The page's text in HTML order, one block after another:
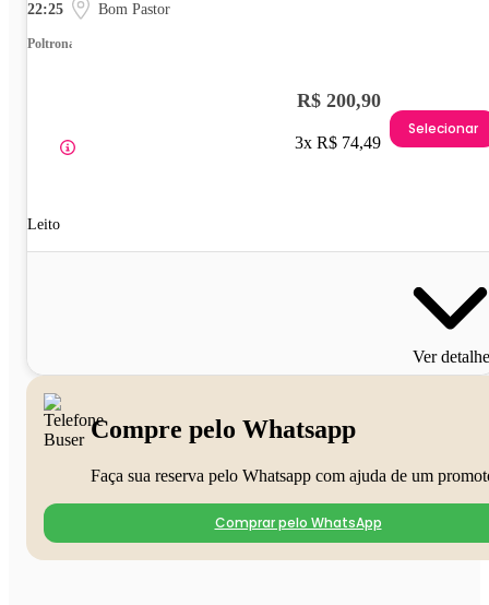
22:25 Bom Pastor
Poltrona
Leito
R$ 200,90
3x R$ 74,49
Selecionar
Ver
Compre pelo Whatsapp
Faça sua reserva pelo Whatsapp com ajuda de um
Comprar pelo WhatsApp